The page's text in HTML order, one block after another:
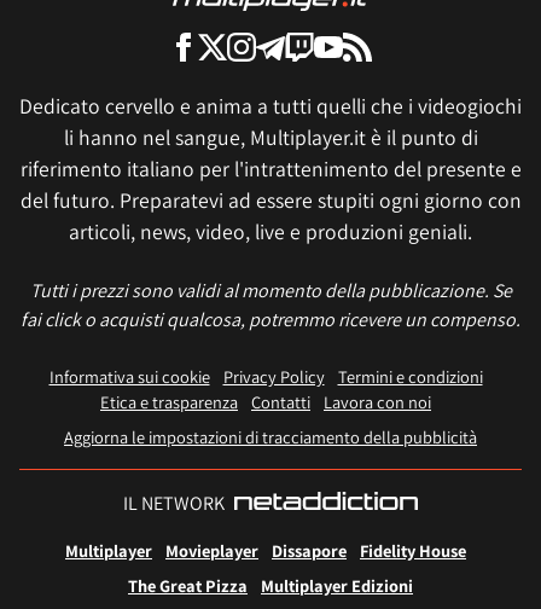
Dedicato cervello e anima a tutti quelli che i videogiochi
li hanno nel sangue, Multiplayer.it è il punto di
riferimento italiano per l'intrattenimento del presente e
del futuro. Preparatevi ad essere stupiti ogni giorno con
articoli, news, video, live e produzioni geniali.
Tutti i prezzi sono validi al momento della pubblicazione. Se
fai click o acquisti qualcosa, potremmo ricevere un compenso.
Informativa sui cookie Privacy Policy
Termini e condizioni
Etica e trasparenza Contatti
Lavora con noi
Aggiorna le impostazioni di tracciamento della pubblicità
IL NETWORK
Multiplayer Movieplayer Dissapore
Fidelity House
The Great Pizza
Multiplayer Edizioni